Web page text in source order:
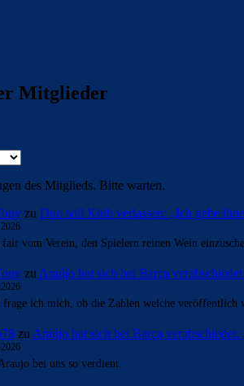
Mitglieder
des Mitglieds. Bitte warten.
zu Duo soll Klub verlassen: „Ich gebe
fair vom Verein, den Spielern reinen Wein
zu Araújo hat sich bei Barça
frage ich mich, ob die Zahlen welche veröffentlich
zu Araújo hat sich bei Barça
bei uns so verdient.